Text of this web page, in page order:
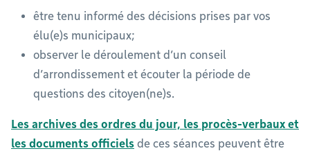
être tenu informé des décisions prises par vos
élu(e)s municipaux;
observer le déroulement d’un conseil
d’arrondissement et écouter la période de
questions des citoyen(ne)s.
Les archives des ordres du jour, les procès-verbaux et
les documents officiels de ces séances peuvent être